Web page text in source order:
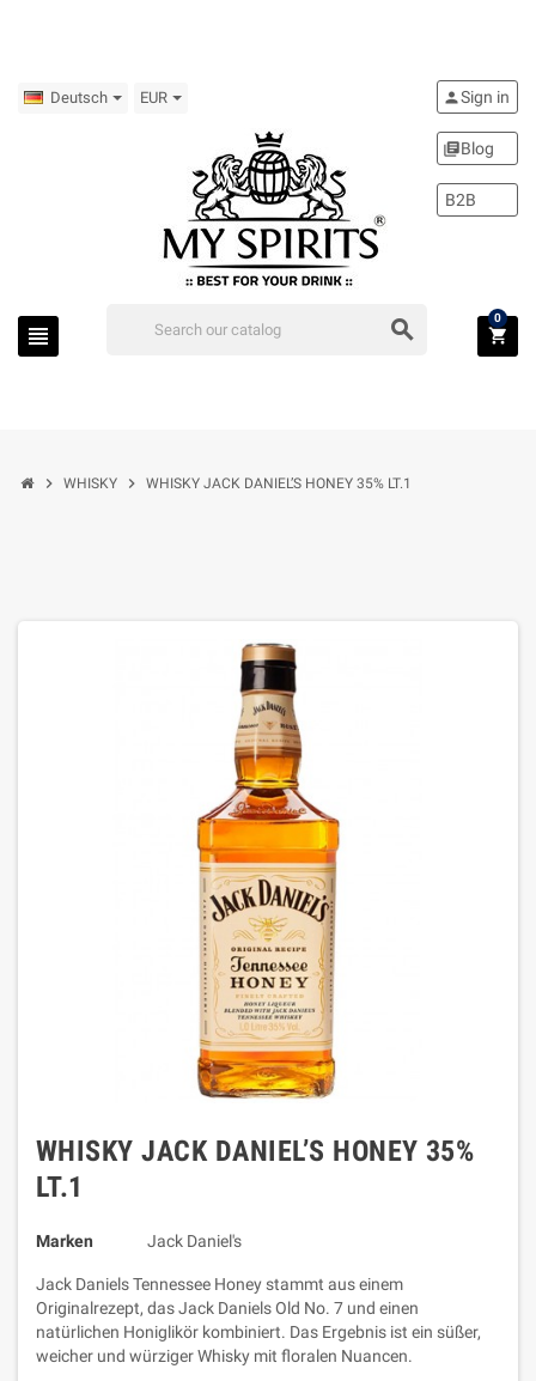
Deutsch EUR
view_headline search
personSign in
library_booksBlog
B2B
shopping_cart
0
chevron_right WHISKY chevron_right WHISKY JACK DANIEL’S HONEY 35% LT.1
WHISKY JACK DANIEL’S HONEY 35%
LT.1
Marken Jack Daniel's
Jack Daniels Tennessee Honey stammt aus einem
Originalrezept, das Jack Daniels Old No. 7 und einen
natürlichen Honiglikör kombiniert. Das Ergebnis ist ein süßer,
weicher und würziger Whisky mit floralen Nuancen.